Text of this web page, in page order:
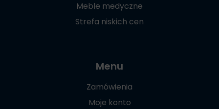
Meble medyczne
Strefa niskich cen
Menu
Zamówienia
Moje konto